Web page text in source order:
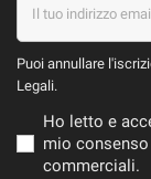
Puoi annullare
Legali.
Ho letto e
mio
commerciali.